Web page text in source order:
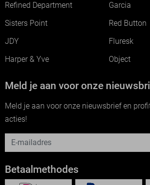
Refined Department
Garcia
Sisters Point
Red Button
JDY
Fluresk
Harper & Yve
Object
Meld je aan voor onze
Meld je aan voor onze nieuwsbrief en
acties!
Betaalmethodes